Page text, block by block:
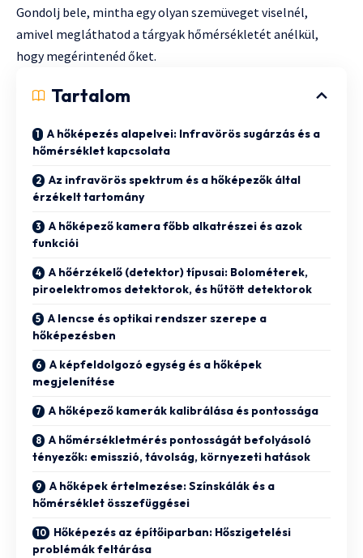
Gondolj bele, mintha egy olyan szemüveget viselnél,
amivel megláthatod a tárgyak hőmérsékletét anélkül,
hogy megérintenéd őket.
Tartalom
A hőképezés alapelvei: Infravörös sugárzás és a
hőmérséklet kapcsolata
Az infravörös spektrum és a hőképezők által
érzékelt tartomány
A hőképező kamera főbb alkatrészei és azok
funkciói
A hőérzékelő (detektor) típusai: Bolométerek,
piroelektromos detektorok, és hűtött detektorok
A lencse és optikai rendszer szerepe a
hőképezésben
A képfeldolgozó egység és a hőképek
megjelenítése
A hőképező kamerák kalibrálása és pontossága
A hőmérsékletmérés pontosságát befolyásoló
tényezők: emisszió, távolság, környezeti hatások
A hőképek értelmezése: Színskálák és a
hőmérséklet összefüggései
Hőképezés az építőiparban: Hőszigetelési
problémák feltárása